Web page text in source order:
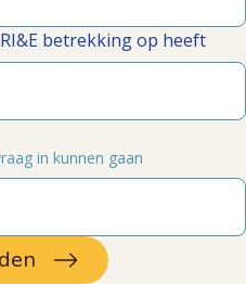
betrekking op heeft
in kunnen gaan